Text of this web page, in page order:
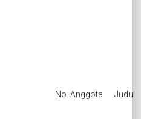
No. Anggota Judul